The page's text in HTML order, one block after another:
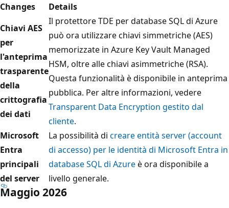
Changes
Details
Chiavi AES
per
l'anteprima
trasparente
della
crittografia
dei dati
Il protettore TDE per database SQL di Azure
può ora utilizzare chiavi simmetriche (AES)
memorizzate in Azure Key Vault Managed
HSM, oltre alle chiavi asimmetriche (RSA).
Questa funzionalità è disponibile in anteprima
pubblica. Per altre informazioni, vedere
Transparent Data Encryption gestito dal
cliente.
Microsoft
Entra
principali
del server
La possibilità di creare entità server (account
di accesso) per le identità di Microsoft Entra in
database SQL di Azureè ora disponibile a
livello generale.
Maggio 2026